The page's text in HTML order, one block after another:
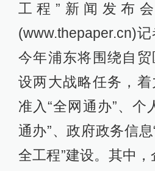
工程”新闻发布
(www.thepaper.cn)
今年浦东将围绕自
设两大战略任务，
准入“全网通办”、个
通办”、政府政务信息
全工程”建设。其中